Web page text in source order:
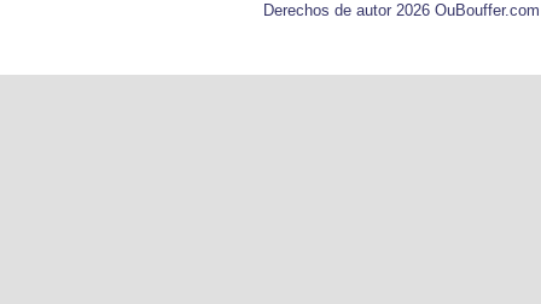
Derechos de autor 2026